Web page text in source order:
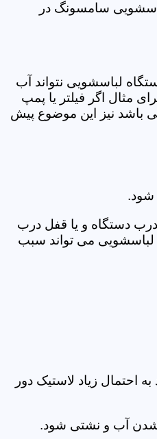
سامسونگ در
لباسشویی نتواند آب
مثال اگر فیلتر یا پمپ
باشد نیز این موضوع پیش
شود.
دستگاه و یا قفل درب
لباسشویی می تواند سبب
احتمال زیاد لاستیک دور
شدن آب و نشتی شود.